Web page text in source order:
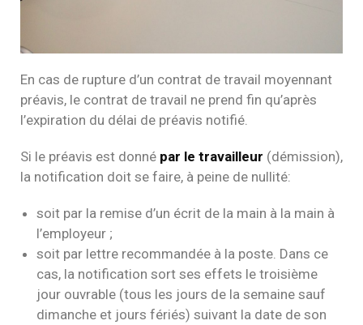
En cas de rupture d’un contrat de travail moyennant
préavis, le contrat de travail ne prend fin qu’après
l’expiration du délai de préavis notifié.
Si le préavis est donné par le travailleur (démission),
la notification doit se faire, à peine de nullité:
soit par la remise d’un écrit de la main à la main à
l’employeur ;
soit par lettre recommandée à la poste. Dans ce
cas, la notification sort ses effets le troisième
jour ouvrable (tous les jours de la semaine sauf
dimanche et jours fériés) suivant la date de son